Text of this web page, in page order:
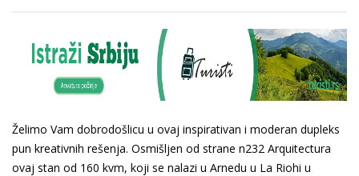
Želimo Vam dobrodošlicu u ovaj inspirativan i moderan dupleks
pun kreativnih rešenja. Osmišljen od strane n232 Arquitectura
ovaj stan od 160 kvm, koji se nalazi u Arnedu u La Riohi u